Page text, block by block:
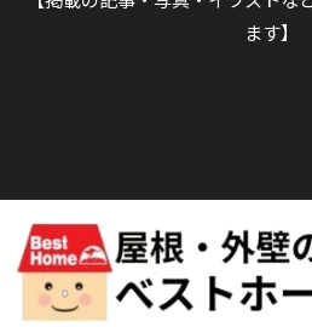
ます】